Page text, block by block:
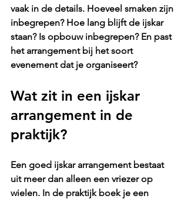
vaak in de details. Hoeveel smaken zijn
inbegrepen? Hoe lang blijft de ijskar
staan? Is opbouw inbegrepen? En past
het arrangement bij het soort
evenement dat je organiseert?
Wat zit in een ijskar
arrangement in de
praktijk?
Een goed ijskar arrangement bestaat
uit meer dan alleen een vriezer op
wielen. In de praktijk boek je een